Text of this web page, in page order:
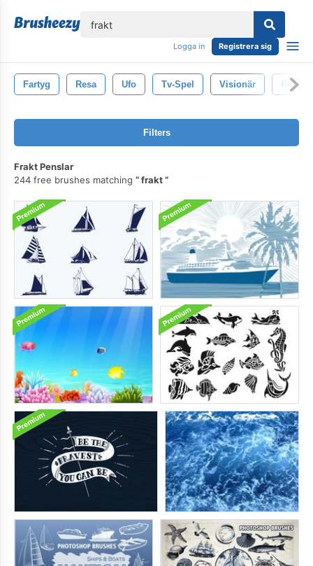
Logga in Registrera sig
Fartyg Resa Ufo Tv-Spel Visionär Robot
Filters
Frakt Penslar
244 free brushes matching
frakt